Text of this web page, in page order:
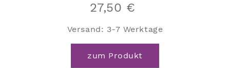
27,50 €
Versand: 3-7 Werktage
zum Produkt